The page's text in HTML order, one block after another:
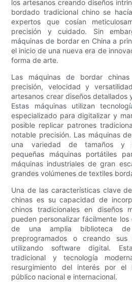
los artesanos creando diseños
bordado tradicional chino se
expertos que cosían
precisión y cuidado. Sin
máquinas de bordar en China a
el inicio de una nueva era de
forma de arte.
Las máquinas de bordar
precisión, velocidad y
artesanos crear diseños detallados
Estas máquinas utilizan
especializado para digitalizar y
posible replicar patrones
notable precisión. Las máquinas
una variedad de tamaños y
pequeñas máquinas portátiles
máquinas industriales de gran
grandes volúmenes de textiles
Una de las características clave
chinas es su capacidad de
chinos tradicionales en diseños
pueden personalizar fácilmente los
de una amplia biblioteca
preprogramados o creando sus
utilizando software digital.
tradicional y tecnología
resurgimiento del interés por
público nacional e internacional.